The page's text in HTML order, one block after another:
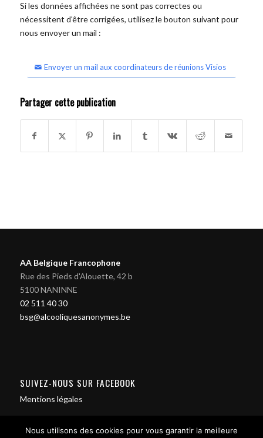
Si les données affichées ne sont pas correctes ou
nécessitent d'être corrigées, utilisez le bouton suivant pour
nous envoyer un mail :
Envoyer un mail aux coordinateurs de réunions Visios
Partager cette publication
AA Belgique Francophone
Rue des Pieds d'Alouette, 42 b
5100 NANINNE
02 511 40 30
bsg@alcooliquesanonymes.be
SUIVEZ-NOUS SUR FACEBOOK
Mentions légales
Nous utilisons des cookies pour vous garantir la meilleure